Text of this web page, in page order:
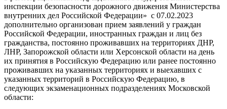
инспекции безопасности дорожного движения Министерства
внутренних дел Российской Федерации» с 07.02.2023
дополнительно организован прием заявлений у граждан
Российской Федерации, иностранных граждан и лиц без
гражданства, постоянно проживавших на территориях ДНР,
ЛНР, Запорожской области или Херсонской области на день
их принятия в Российскую Федерацию или ранее постоянно
проживавших на указанных территориях и выехавших с
указанных территорий в Российскую Федерацию, в
следующих экзаменационных подразделениях Московской
области: